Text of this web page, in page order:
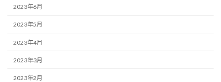
2023年6月
2023年5月
2023年4月
2023年3月
2023年2月